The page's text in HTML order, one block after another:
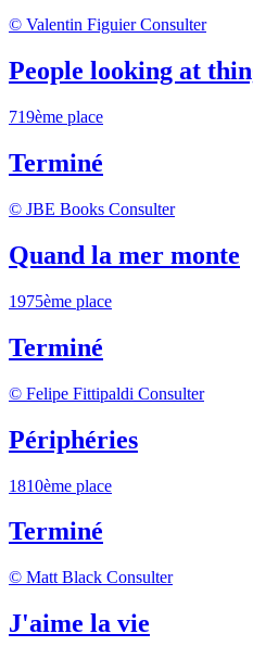
© Valentin Figuier Consulter
People looking at
719ème place
Terminé
© JBE Books Consulter
Quand la mer monte
1975ème place
Terminé
© Felipe Fittipaldi Consulter
Périphéries
1810ème place
Terminé
© Matt Black Consulter
J'aime la vie